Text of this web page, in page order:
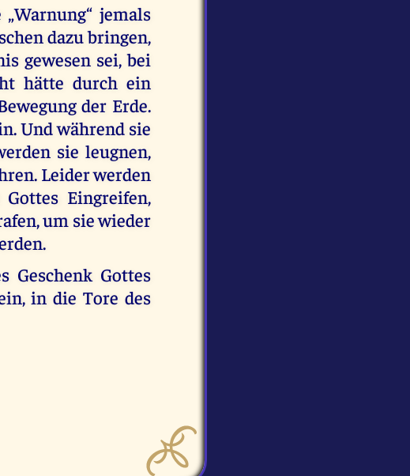
jemals
dazu bringen,
gewesen sei, bei
hätte durch ein
der Erde.
Und während sie
sie leugnen,
Leider werden
Eingreifen,
um sie wieder
Geschenk Gottes
in die Tore des